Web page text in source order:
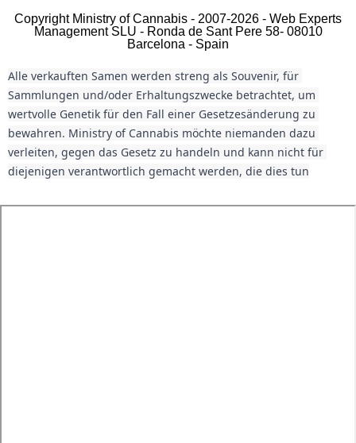
Copyright Ministry of Cannabis - 2007-2026 - Web Experts
Management SLU - Ronda de Sant Pere 58- 08010
Barcelona - Spain
Alle verkauften Samen werden streng als Souvenir, für
Sammlungen und/oder Erhaltungszwecke betrachtet, um
wertvolle Genetik für den Fall einer Gesetzesänderung zu
bewahren. Ministry of Cannabis möchte niemanden dazu
verleiten, gegen das Gesetz zu handeln und kann nicht für
diejenigen verantwortlich gemacht werden, die dies tun